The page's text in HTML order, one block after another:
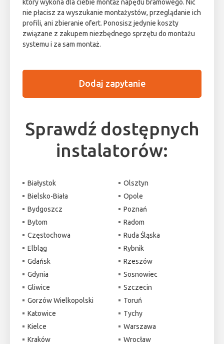
który wykona dla ciebie montaż napędu bramowego. Nic
nie płacisz za wyszukanie montażystów, przeglądanie ich
profili, ani zbieranie ofert. Ponosisz jedynie koszty
związane z zakupem niezbędnego sprzętu do montażu
systemu i za sam montaż.
Dodaj zapytanie
Sprawdź dostępnych
instalatorów:
Białystok
Bielsko-Biała
Bydgoszcz
Bytom
Częstochowa
Elbląg
Gdańsk
Gdynia
Gliwice
Gorzów Wielkopolski
Katowice
Kielce
Kraków
Olsztyn
Opole
Poznań
Radom
Ruda Śląska
Rybnik
Rzeszów
Sosnowiec
Szczecin
Toruń
Tychy
Warszawa
Wrocław